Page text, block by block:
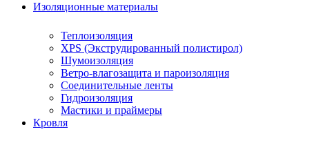
Изоляционные материалы
Теплоизоляция
XPS (Экструдированный полистирол)
Шумоизоляция
Ветро-влагозащита и пароизоляция
Соединительные ленты
Гидроизоляция
Мастики и праймеры
Кровля